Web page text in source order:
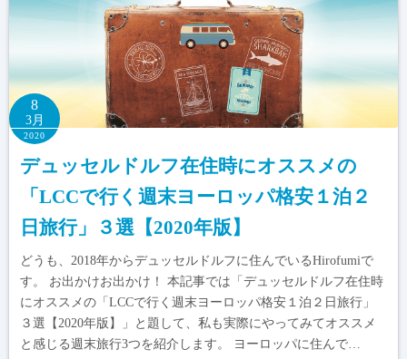
8
3月
2020
デュッセルドルフ在住時にオススメの
「LCCで行く週末ヨーロッパ格安１泊２
日旅行」３選【2020年版】
どうも、2018年からデュッセルドルフに住んでいるHirofumiで
す。 お出かけお出かけ！ 本記事では「デュッセルドルフ在住時
にオススメの「LCCで行く週末ヨーロッパ格安１泊２日旅行」
３選【2020年版】」と題して、私も実際にやってみてオススメ
と感じる週末旅行3つを紹介します。 ヨーロッパに住んで…